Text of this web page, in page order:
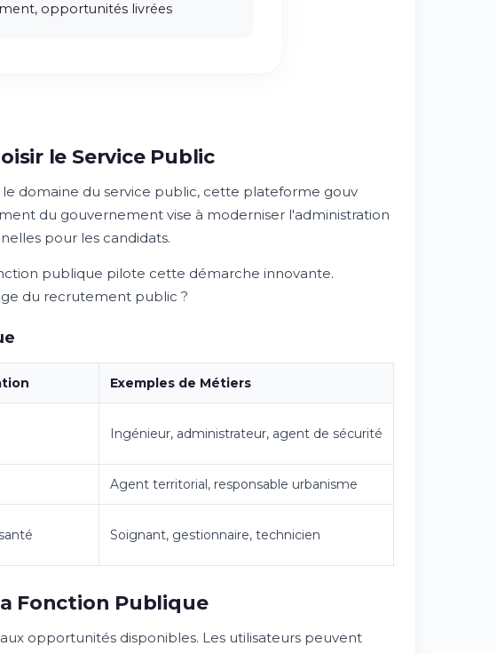
opportunités livrées
le Service Public
domaine du service public, cette plateforme gouv
du gouvernement vise à moderniser l'administration
pour les candidats.
publique pilote cette démarche innovante.
du recrutement public ?
Exemples de Métiers
Ingénieur, administrateur, agent de sécurité
Agent territorial, responsable urbanisme
Soignant, gestionnaire, technicien
Fonction Publique
opportunités disponibles. Les utilisateurs peuvent